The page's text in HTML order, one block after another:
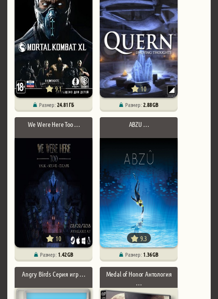
9.1
Размер:24.81 ГБ
10
Размер:2.88 GB
We Were Here Too …
10
Размер: 1.42 GB
ABZU …
9.3
Размер: 1.36 GB
Angry Birds Серия игр …
Medal of Honor Антология
…